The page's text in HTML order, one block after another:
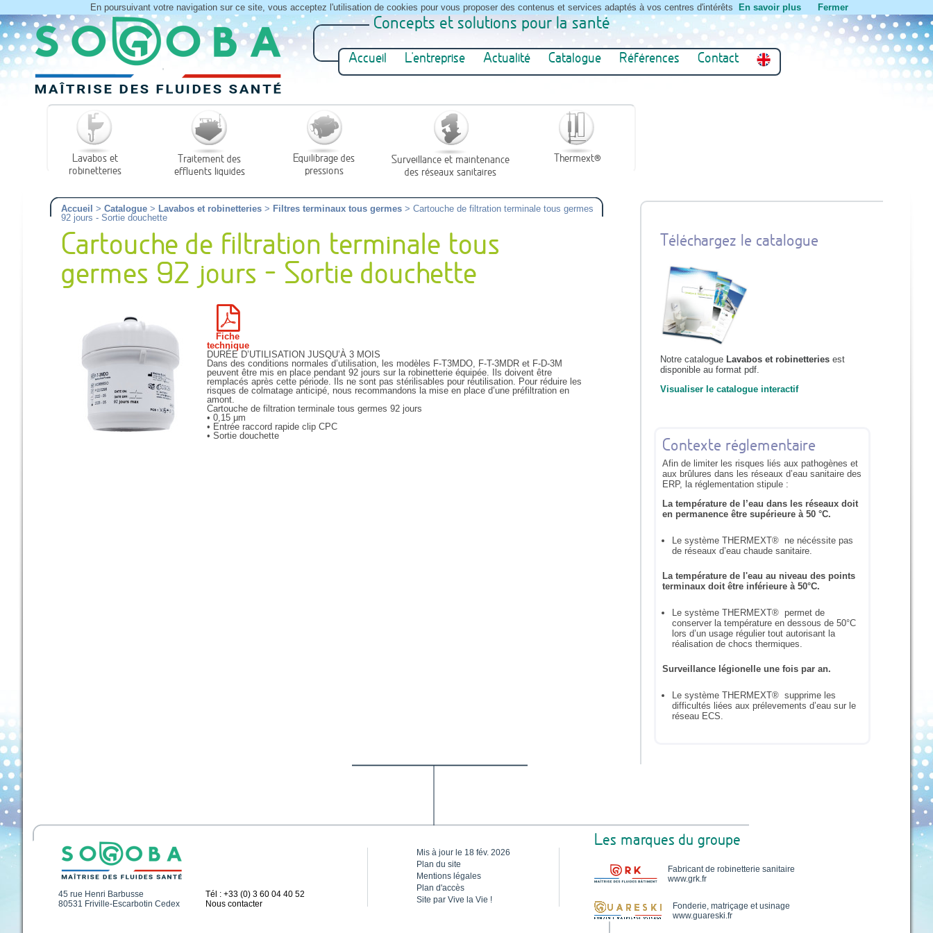
Concepts et solutions pour la santé
Accueil L'entreprise Actualité Catalogue Références Contact
Lavabos et
robinetteries
Traitement des
effluents liquides
Equilibrage des
pressions
Surveillance et maintenance
des réseaux sanitaires
Thermext®
Accueil > Catalogue> Lavabos et robinetteries> Filtres terminaux tous germes> Cartouche de filtration terminale tous germes
92 jours - Sortie douchette
Cartouche de filtration terminale tous
germes 92 jours - Sortie douchette
Fiche
technique
DURÉE D’UTILISATION JUSQU’À 3 MOIS
Dans des conditions normales d’utilisation, les modèles F-T3MDO, F-T-3MDR et F-D-3M
peuvent être mis en place pendant 92 jours sur la robinetterie équipée. Ils doivent être
remplacés après cette période. Ils ne sont pas stérilisables pour réutilisation. Pour réduire les
risques de colmatage anticipé, nous recommandons la mise en place d’une préfiltration en
amont.
Cartouche de filtration terminale tous germes 92 jours
• 0,15 μm
• Entrée raccord rapide clip CPC
• Sortie douchette
Téléchargez le catalogue
Notre catalogueLavabos et robinetteries est
disponible au format pdf.
Visualiser le catalogue interactif
Contexte réglementaire
Afin de limiter les risques liés aux pathogènes et
aux brûlures dans les réseaux d’eau sanitaire des
ERP, la réglementation stipule :
La température de l’eau dans les réseaux doit
en permanence être supérieure à 50 °C.
Le système THERMEXT® ne nécéssite pas
de réseaux d’eau chaude sanitaire.
La température de l'eau au niveau des points
terminaux doit être inférieure à 50°C.
Le système THERMEXT® permet de
conserver la température en dessous de 50°C
lors d’un usage régulier tout autorisant la
réalisation de chocs thermiques.
Surveillance légionelle une fois par an.
Le système THERMEXT® supprime les
difficultés liées aux prélevements d’eau sur le
réseau ECS.
45 rue Henri Barbusse
80531 Friville-Escarbotin Cedex
Tél : +33 (0) 3 60 04 40 52
Nous contacter
Mis à jour le 18 fév. 2026
Plan du site
Mentions légales
Plan d'accès
Site par Vive la Vie !
Les marques du groupe
Fabricant de robinetterie sanitaire
www.grk.fr
Fonderie, matriçage et usinage
www.guareski.fr
En poursuivant votre navigation sur ce site, vous acceptez l'utilisation de cookies pour vous proposer des contenus et services adaptés à vos centres d'intérêts En savoir plus Fermer